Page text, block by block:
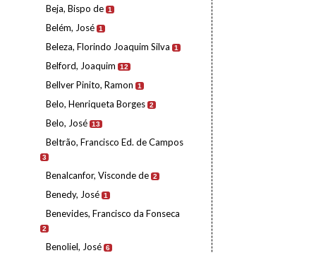
Beja, Bispo de 1
Belém, José 1
Beleza, Florindo Joaquim Silva 1
Belford, Joaquim 12
Bellver Pinito, Ramon 1
Belo, Henriqueta Borges 2
Belo, José 13
Beltrão, Francisco Ed. de Campos
3
Benalcanfor, Visconde de 2
Benedy, José 1
Benevides, Francisco da Fonseca
2
Benoliel, José 6